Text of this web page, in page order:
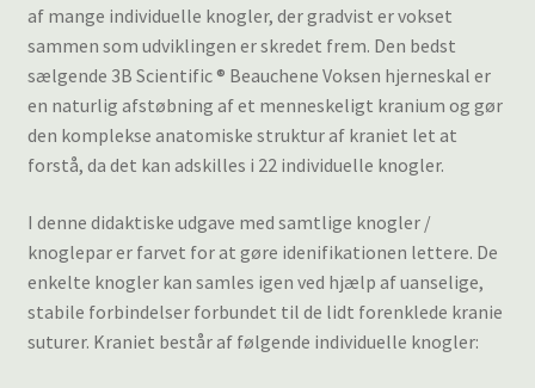
af mange individuelle knogler, der gradvist er vokset
sammen som udviklingen er skredet frem. Den bedst
sælgende 3B Scientific ® Beauchene Voksen hjerneskal er
en naturlig afstøbning af et menneskeligt kranium og gør
den komplekse anatomiske struktur af kraniet let at
forstå, da det kan adskilles i 22 individuelle knogler.
I denne didaktiske udgave med samtlige knogler /
knoglepar er farvet for at gøre idenifikationen lettere. De
enkelte knogler kan samles igen ved hjælp af uanselige,
stabile forbindelser forbundet til de lidt forenklede kranie
suturer. Kraniet består af følgende individuelle knogler: